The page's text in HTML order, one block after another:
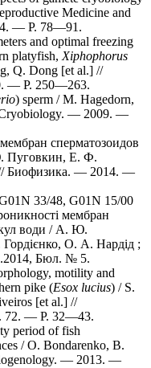
Medicine and
— P. 78—91.
and optimal freezing
platyfish, Xiphophorus
Q. Dong [et al.] //
— P. 250—263.
) sperm / M. Hagedorn,
Cryobiology. — 2009. —
сперматозоидов
Пуговкин, Е. Ф.
Биофизика. — 2014. —
33/48, G01N 15/00
мембран
води / А. Ю.
О. А. Нардід ;
Бюл. № 5.
motility and
pike (Esox lucius) / S.
[et al.] //
72. — P. 32—43.
period of fish
/ O. Bondarenko, B.
— 2013. —